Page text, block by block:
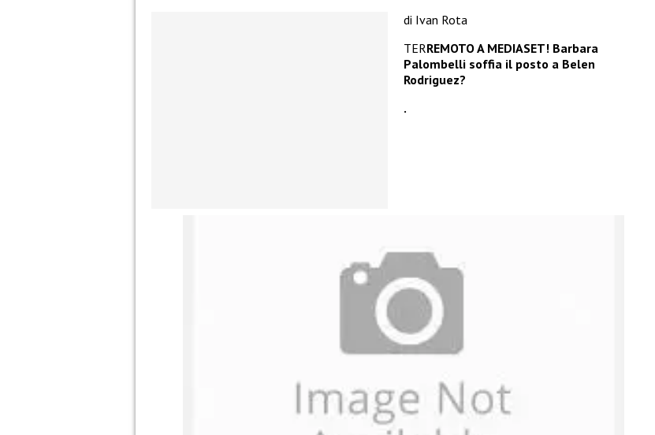
di Ivan Rota
TERREMOTO A MEDIASET! Barbara
Palombelli soffia il posto a Belen
Rodriguez?
.